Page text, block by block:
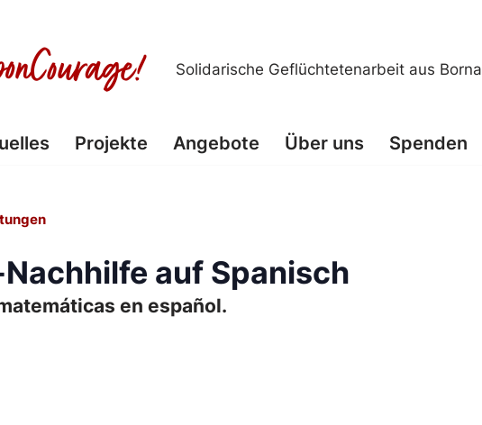
Solidarische Geflüchtetenarbeit aus Borna
Projekte Angebote Über uns Spenden
auf Spanisch
en español.